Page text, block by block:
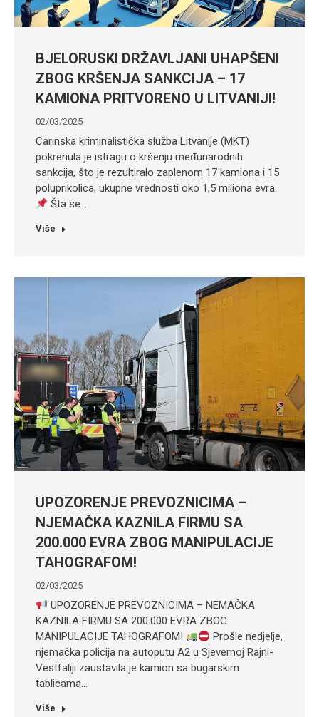
BJELORUSKI DRŽAVLJANI UHAPŠENI
ZBOG KRŠENJA SANKCIJA – 17
KAMIONA PRITVORENO U LITVANIJI!
02/03/2025
Carinska kriminalistička služba Litvanije (MKT)
pokrenula je istragu o kršenju međunarodnih
sankcija, što je rezultiralo zaplenom 17 kamiona i 15
poluprikolica, ukupne vrednosti oko 1,5 miliona evra.
Šta se…
Više
UPOZORENJE PREVOZNICIMA –
NJEMAČKA KAZNILA FIRMU SA
200.000 EVRA ZBOG MANIPULACIJE
TAHOGRAFOM!
02/03/2025
UPOZORENJE PREVOZNICIMA – NEMAČKA
KAZNILA FIRMU SA 200.000 EVRA ZBOG
MANIPULACIJE TAHOGRAFOM!
Prošle nedjelje,
njemačka policija na autoputu A2 u Sjevernoj Rajni-
Vestfaliji zaustavila je kamion sa bugarskim
tablicama…
Više